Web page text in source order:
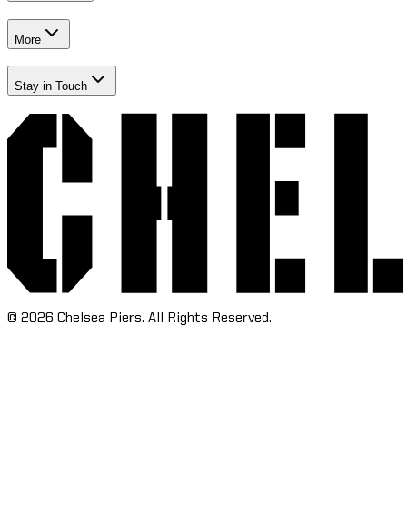
More​​​​‌ ‍ ​‍​‍‌‍ ‌ ​‍‌‍‍‌‌‍‌ ‌‍‍‌‌‍ ‍​‍​‍​ ‍‍​‍​‍‌ ​ ‌‍​‌‌‍ ‍‌‍‍‌‌ ‌​‌ ‍‌​‍ ‍‌‍‍‌‌‍ ​‍​‍​‍ ​​‍​‍‌‍‍​‌ ​‍‌‍‌‌‌‍‌‍​‍​‍​ ‍‍​‍​‍‌‍‍​‌ ‌​‌ ‌​‌ ​​‌ ​ ​ ‍‍​‍ ​‍ ‌‍​ ‌‍‍​‌‍‌‌‌‍ ​‌ ​ ‌‍‌‌‌‍​‌‌ ​​‌‍‍‌‌‍‌‌‌ ​‍‌ ​ ​‍ ‍‌ ​ ‌‍​‌‌‍ ‍‌‍‍‌‌ ‌​‌ ‍‌​‍ ‍‌ ​ ‌ ‌​‌ ‌‌‌‍‌​‌‍‍‌‌‍ ​‍ ‌‍‍‌‌‍ ‍‌ ‌​‌‍‌‌‌‍ ‍‌ ‌​​‍ ‌‍‌‌‌‍‌​‌‍‍‌‌ ‌​​‍ ‌‍ ‌‌‍ ‌‍‌​‌‍‌‌​ ‌‌ ​​‌ ​‍‌‍‌‌‌ ​ ‌‍‌‌‌‍ ‍‌ ‌​‌‍​‌‌ ‌​‌‍‍‌‌‍ ‌‍ ‍​ ‍ ‌‍‍‌‌‍‌​​ ‌‌‍‌‍‌‍ ‌‍ ‌ ‌​‌‍‌‌‌ ​‍​ ‍ ‌ ‌​‌ ‍‌‌ ​​‌‍‌‌​ ‌‌‍‌‍‌‍ ‌‍ ‌ ‌​‌‍‌‌‌ ​‍​ ‍ ‌ ​​‌‍​‌‌ ‌​‌‍‍​​ ‌‌‍​ ‌‍ ‌‍ ​‌ ‌‌‌‍ ‌‌‍ ‍‌ ​ ​‍‌‌​ ‌‌‌​​‍‌‌ ‌‍‍ ‌‍‌‌‌ ‍‌​‍‌‌​ ​ ‌​‌​​‍‌‌​ ​ ‌​‌​​‍‌‌​ ​‍​ ​‍​ ‌‌​ ​ ​ ‌‌​ ‍‌‌‍​ ​ ​‍‌‍‌​​ ‍​‌‍​‌​ ‍​​ ​ ​ ​ ​‍‌‌​ ​‍​ ​‍​‍‌‌​ ‌‌‌​‌​​‍ ‍‌ ‌​‌‍‍‌‌ ‌​‌‍ ​‌‍‌‌​ ‌‍​‍‌‍​‌‌ ​ ‌‍‌‌‌‌‌‌‌ ​‍‌‍ ​​ ‌‌‍‍​‌ ‌​‌ ‌​‌ ​​‌ ​ ​‍‌‌​ ​ ‌​​‌​‍‌‌​ ​‍‌​‌‍​‍‌‌​ ​‍‌​‌‍‌‍​ ‌‍‍​‌‍‌‌‌‍ ​‌ ​ ‌‍‌‌‌‍​‌‌ ​​‌‍‍‌‌‍‌‌‌ ​‍‌ ​ ​‍ ‍‌ ​ ‌‍​‌‌‍ ‍‌‍‍‌‌ ‌​‌ ‍‌​‍ ‍‌ ​ ‌ ‌​‌ ‌‌‌‍‌​‌‍‍‌‌‍ ​‍‌‍‌‍‍‌‌‍‌​​ ‌‌‍‌‍‌‍ ‌‍ ‌ ‌​‌‍‌‌‌ ​‍​‍‌‍‌ ‌​‌ ‍‌‌ ​​‌‍‌‌​ ‌‌‍‌‍‌‍ ‌‍ ‌ ‌​‌‍‌‌‌ ​‍​‍‌‍‌ ​​‌‍​‌‌ ‌​‌‍‍​​ ‌‌‍​ ‌‍ ‌‍ ​‌ ‌‌‌‍ ‌‌‍ ‍‌ ​ ​‍‌‌​ ‌‌‌​​‍‌‌ ‌‍‍ ‌‍‌‌‌ ‍‌​‍‌‌​ ​ ‌​‌​​‍‌‌​ ​ ‌​‌​​‍‌‌​ ​‍​ ​‍​ ‌‌​ ​ ​ ‌‌​ ‍‌‌‍​ ​ ​‍‌‍‌​​ ‍​‌‍​‌​ ‍​​ ​ ​ ​ ​‍‌‌​ ​‍​ ​‍​‍‌‌​ ‌‌‌​‌​​‍ ‍‌ ‌​‌‍‍‌‌ ‌​‌‍ ​‌‍‌‌​‍‌‍‌ ​​‌‍‌‌‌ ​‍‌ ​ ‌ ​​‌‍‌‌‌‍​ ‌ ‌​‌‍‍‌‌ ‌‍‌‍‌‌​ ‌‌ ​​‌ ‌‌‌‍​‍‌‍ ​‌‍‍‌‌ ​ ‌‍‍​‌‍‌‌‌‍‌​​‍​‍‌ ‌
Stay in Touch​​​​‌ ‍ ​‍​‍‌‍ ‌ ​‍‌‍‍‌‌‍‌ ‌‍‍‌‌‍ ‍​‍​‍​ ‍‍​‍​‍‌ ​ ‌‍​‌‌‍ ‍‌‍‍‌‌ ‌​‌ ‍‌​‍ ‍‌‍‍‌‌‍ ​‍​‍​‍ ​​‍​‍‌‍‍​‌ ​‍‌‍‌‌‌‍‌‍​‍​‍​ ‍‍​‍​‍‌‍‍​‌ ‌​‌ ‌​‌ ​​‌ ​ ​ ‍‍​‍ ​‍ ‌‍​ ‌‍‍​‌‍‌‌‌‍ ​‌ ​ ‌‍‌‌‌‍​‌‌ ​​‌‍‍‌‌‍‌‌‌ ​‍‌ ​ ​‍ ‍‌ ​ ‌‍​‌‌‍ ‍‌‍‍‌‌ ‌​‌ ‍‌​‍ ‍‌ ​ ‌ ‌​‌ ‌‌‌‍‌​‌‍‍‌‌‍ ​‍ ‌‍‍‌‌‍ ‍‌ ‌​‌‍‌‌‌‍ ‍‌ ‌​​‍ ‌‍‌‌‌‍‌​‌‍‍‌‌ ‌​​‍ ‌‍ ‌‌‍ ‌‍‌​‌‍‌‌​ ‌‌ ​​‌ ​‍‌‍‌‌‌ ​ ‌‍‌‌‌‍ ‍‌ ‌​‌‍​‌‌ ‌​‌‍‍‌‌‍ ‌‍ ‍​ ‍ ‌‍‍‌‌‍‌​​ ‌‌‍‌‍‌‍ ‌‍ ‌ ‌​‌‍‌‌‌ ​‍​ ‍ ‌ ‌​‌ ‍‌‌ ​​‌‍‌‌​ ‌‌‍‌‍‌‍ ‌‍ ‌ ‌​‌‍‌‌‌ ​‍​ ‍ ‌ ​​‌‍​‌‌ ‌​‌‍‍​​ ‌‌‍​ ‌‍ ‌‍ ​‌ ‌‌‌‍ ‌‌‍ ‍‌ ​ ​‍‌‌​ ‌‌‌​​‍‌‌ ‌‍‍ ‌‍‌‌‌ ‍‌​‍‌‌​ ​ ‌​‌​​‍‌‌​ ​ ‌​‌​​‍‌‌​ ​‍​ ​‍​ ‍​‌‍​‍‌‍‌​​ ​‌‌‍​‍‌‍‌‌‌‍‌‌‌‍‌​‌‍​‌​ ​‍‌‍‌‌‌‍​‌​‍‌‌​ ​‍​ ​‍​‍‌‌​ ‌‌‌​‌​​‍ ‍‌ ‌​‌‍‍‌‌ ‌​‌‍ ​‌‍‌‌​ ‌‍​‍‌‍​‌‌ ​ ‌‍‌‌‌‌‌‌‌ ​‍‌‍ ​​ ‌‌‍‍​‌ ‌​‌ ‌​‌ ​​‌ ​ ​‍‌‌​ ​ ‌​​‌​‍‌‌​ ​‍‌​‌‍​‍‌‌​ ​‍‌​‌‍‌‍​ ‌‍‍​‌‍‌‌‌‍ ​‌ ​ ‌‍‌‌‌‍​‌‌ ​​‌‍‍‌‌‍‌‌‌ ​‍‌ ​ ​‍ ‍‌ ​ ‌‍​‌‌‍ ‍‌‍‍‌‌ ‌​‌ ‍‌​‍ ‍‌ ​ ‌ ‌​‌ ‌‌‌‍‌​‌‍‍‌‌‍ ​‍‌‍‌‍‍‌‌‍‌​​ ‌‌‍‌‍‌‍ ‌‍ ‌ ‌​‌‍‌‌‌ ​‍​‍‌‍‌ ‌​‌ ‍‌‌ ​​‌‍‌‌​ ‌‌‍‌‍‌‍ ‌‍ ‌ ‌​‌‍‌‌‌ ​‍​‍‌‍‌ ​​‌‍​‌‌ ‌​‌‍‍​​ ‌‌‍​ ‌‍ ‌‍ ​‌ ‌‌‌‍ ‌‌‍ ‍‌ ​ ​‍‌‌​ ‌‌‌​​‍‌‌ ‌‍‍ ‌‍‌‌‌ ‍‌​‍‌‌​ ​ ‌​‌​​‍‌‌​ ​ ‌​‌​​‍‌‌​ ​‍​ ​‍​ ‍​‌‍​‍‌‍‌​​ ​‌‌‍​‍‌‍‌‌‌‍‌‌‌‍‌​‌‍​‌​ ​‍‌‍‌‌‌‍​‌​‍‌‌​ ​‍​ ​‍​‍‌‌​ ‌‌‌​‌​​‍ ‍‌ ‌​‌‍‍‌‌ ‌​‌‍ ​‌‍‌‌​‍‌‍‌ ​​‌‍‌‌‌ ​‍‌ ​ ‌ ​​‌‍‌‌‌‍​ ‌ ‌​‌‍‍‌‌ ‌‍‌‍‌‌​ ‌‌ ​​‌ ‌‌‌‍​‍‌‍ ​‌‍‍‌‌ ​ ‌‍‍​‌‍‌‌‌‍‌​​‍​‍‌ ‌
© 2026 Chelsea Piers. All Rights Reserved.​​​​‌ ‍ ​‍​‍‌‍ ‌ ​‍‌‍‍‌‌‍‌ ‌‍‍‌‌‍ ‍​‍​‍​ ‍‍​‍​‍‌ ​ ‌‍​‌‌‍ ‍‌‍‍‌‌ ‌​‌ ‍‌​‍ ‍‌‍‍‌‌‍ ​‍​‍​‍ ​​‍​‍‌‍‍​‌ ​‍‌‍‌‌‌‍‌‍​‍​‍​ ‍‍​‍​‍‌‍‍​‌ ‌​‌ ‌​‌ ​​‌ ​ ​ ‍‍​‍ ​‍ ‌‍​ ‌‍‍​‌‍‌‌‌‍ ​‌ ​ ‌‍‌‌‌‍​‌‌ ​​‌‍‍‌‌‍‌‌‌ ​‍‌ ​ ​‍ ‍‌ ​ ‌‍​‌‌‍ ‍‌‍‍‌‌ ‌​‌ ‍‌​‍ ‍‌ ​ ‌ ‌​‌ ‌‌‌‍‌​‌‍‍‌‌‍ ​‍ ‌‍‍‌‌‍ ‍‌ ‌​‌‍‌‌‌‍ ‍‌ ‌​​‍ ‌‍‌‌‌‍‌​‌‍‍‌‌ ‌​​‍ ‌‍ ‌‌‍ ‌‍‌​‌‍‌‌​ ‌‌ ​​‌ ​‍‌‍‌‌‌ ​ ‌‍‌‌‌‍ ‍‌ ‌​‌‍​‌‌ ‌​‌‍‍‌‌‍ ‌‍ ‍​ ‍ ‌‍‍‌‌‍‌​​ ‌‌‍‌‍‌‍ ‌‍ ‌ ‌​‌‍‌‌‌ ​‍​ ‍ ‌ ‌​‌ ‍‌‌ ​​‌‍‌‌​ ‌‌‍‌‍‌‍ ‌‍ ‌ ‌​‌‍‌‌‌ ​‍​ ‍ ‌ ​​‌‍​‌‌ ‌​‌‍‍​​ ‌‌ ​ ‌ ‌‌‌‍​‍‌ ‌​‌‍‍‌‌ ‌​‌‍ ​‌‍‌‌​ ‌‍​‍‌‍​‌‌ ​ ‌‍‌‌‌‌‌‌‌ ​‍‌‍ ​​ ‌‌‍‍​‌ ‌​‌ ‌​‌ ​​‌ ​ ​‍‌‌​ ​ ‌​​‌​‍‌‌​ ​‍‌​‌‍​‍‌‌​ ​‍‌​‌‍‌‍​ ‌‍‍​‌‍‌‌‌‍ ​‌ ​ ‌‍‌‌‌‍​‌‌ ​​‌‍‍‌‌‍‌‌‌ ​‍‌ ​ ​‍ ‍‌ ​ ‌‍​‌‌‍ ‍‌‍‍‌‌ ‌​‌ ‍‌​‍ ‍‌ ​ ‌ ‌​‌ ‌‌‌‍‌​‌‍‍‌‌‍ ​‍‌‍‌‍‍‌‌‍‌​​ ‌‌‍‌‍‌‍ ‌‍ ‌ ‌​‌‍‌‌‌ ​‍​‍‌‍‌ ‌​‌ ‍‌‌ ​​‌‍‌‌​ ‌‌‍‌‍‌‍ ‌‍ ‌ ‌​‌‍‌‌‌ ​‍​‍‌‍‌ ​​‌‍​‌‌ ‌​‌‍‍​​ ‌‌ ​ ‌ ‌‌‌‍​‍‌ ‌​‌‍‍‌‌ ‌​‌‍ ​‌‍‌‌​‍‌‍‌ ​​‌‍‌‌‌ ​‍‌ ​ ‌ ​​‌‍‌‌‌‍​ ‌ ‌​‌‍‍‌‌ ‌‍‌‍‌‌​ ‌‌ ​​‌ ‌‌‌‍​‍‌‍ ​‌‍‍‌‌ ​ ‌‍‍​‌‍‌‌‌‍‌​​‍​‍‌ ‌